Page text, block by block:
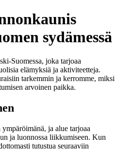
sydämessä
Suomessa, joka tarjoaa
elämyksiä ja aktiviteetteja.
tarkemmin ja kerromme, miksi
arvoinen paikka.
ja alue tarjoaa
ja luonnossa liikkumiseen. Kun
tutustua seuraaviin